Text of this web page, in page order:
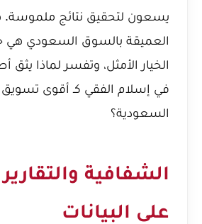
يسعون لتحقيق نتائج ملموسة.
العميقة بالسوق السعودي هي
الخيار الأمثل، وتفسر لماذا يثق
في إسلام الفقي كـ أقوى تسويق
السعودية؟
الشفافية والتقارير
على البيانات